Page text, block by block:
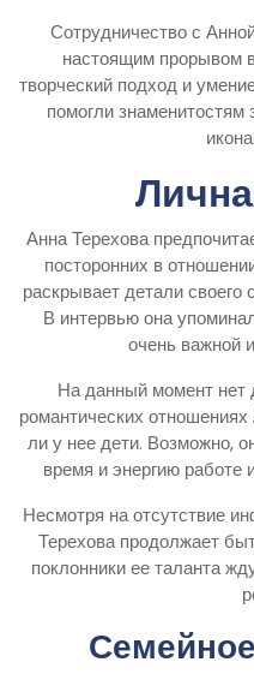
Сотрудничество с
настоящим прорывом
творческий подход и
помогли знаменитостям
Анна Терехова
посторонних в
раскрывает детали своего
В интервью она
очень важной
На данный момент нет
романтических
ли у нее дети. Возможно,
время и энергию работе
Несмотря на отсутствие
Терехова продолжает
поклонники ее таланта